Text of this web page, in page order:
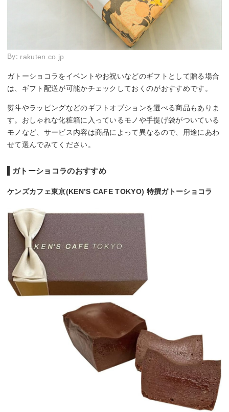
By: rakuten.co.jp
ガトーショコラをイベントやお祝いなどのギフトとして贈る場合
は、ギフト配送が可能かチェックしておくのがおすすめです。
熨斗やラッピングなどのギフトオプションを選べる商品もありま
す。おしゃれな化粧箱に入っているモノや手提げ袋がついている
モノなど、サービス内容は商品によって異なるので、用途にあわ
せて選んでみてください。
ガトーショコラのおすすめ
ケンズカフェ東京(KEN’S CAFE TOKYO) 特撰ガトーショコラ